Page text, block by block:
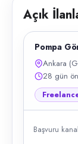
Açık
Pompa
Ankara
28 gün
Başvuru